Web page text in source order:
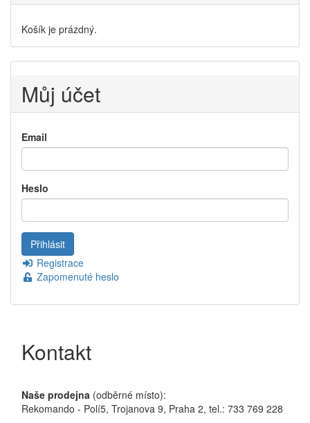
Košík je prázdný.
Můj účet
Email
Heslo
Registrace
Zapomenuté heslo
Kontakt
Naše prodejna (odběrné místo):
Rekomando - Polí5, Trojanova 9, Praha 2, tel.: 733 769 228